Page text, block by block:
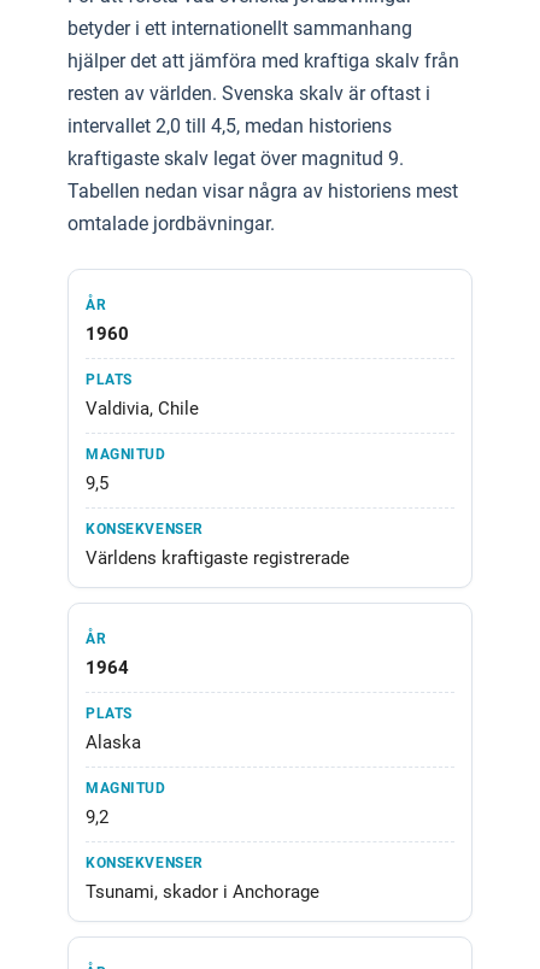
betyder i ett internationellt sammanhang
hjälper det att jämföra med kraftiga skalv från
resten av världen. Svenska skalv är oftast i
intervallet 2,0 till 4,5, medan historiens
kraftigaste skalv legat över magnitud 9.
Tabellen nedan visar några av historiens mest
omtalade jordbävningar.
1960
Valdivia, Chile
9,5
Världens kraftigaste registrerade
1964
Alaska
9,2
Tsunami, skador i Anchorage